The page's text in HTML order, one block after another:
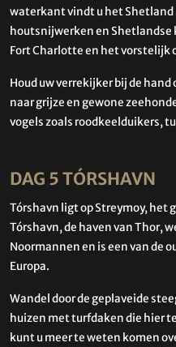
waterkant vindt u het Shetland
houtsnijwerken en Shetlandse
Fort Charlotte en het vorstelijk
Houd uw verrekijker bij de
naar grijze en gewone
vogels zoals roodkeelduikers,
DAG 5 TÓRSHAVN
Tórshavn ligt op Streymoy, het
Tórshavn, de haven van Thor,
Noormannen en is een van de
Europa.
Wandel door de geplaveide
huizen met turfdaken die hier
kunt u meer te weten komen